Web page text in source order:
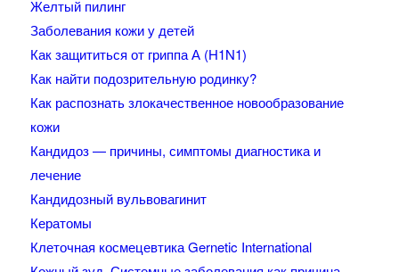
Желтый пилинг
Заболевания кожи у детей
Как защититься от гриппа А (H1N1)
Как найти подозрительную родинку?
Как распознать злокачественное новообразование
кожи
Кандидоз — причины, симптомы диагностика и
лечение
Кандидозный вульвовагинит
Кератомы
Клеточная космецевтика Gernetic International